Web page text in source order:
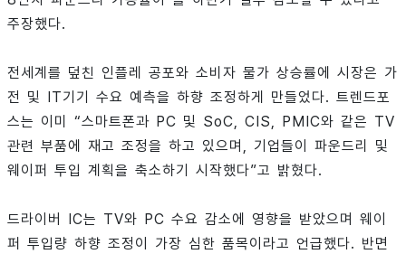
주장했다.
전세계를 덮친 인플레 공포와 소비자 물가 상승률에 시장은 가
전 및 IT기기 수요 예측을 하향 조정하게 만들었다. 트렌드포
스는 이미 “스마트폰과 PC 및 SoC, CIS, PMIC와 같은 TV
관련 부품에 재고 조정을 하고 있으며, 기업들이 파운드리 및
웨이퍼 투입 계획을 축소하기 시작했다”고 밝혔다.
드라이버 IC는 TV와 PC 수요 감소에 영향을 받았으며 웨이
퍼 투입량 하향 조정이 가장 심한 품목이라고 언급했다. 반면